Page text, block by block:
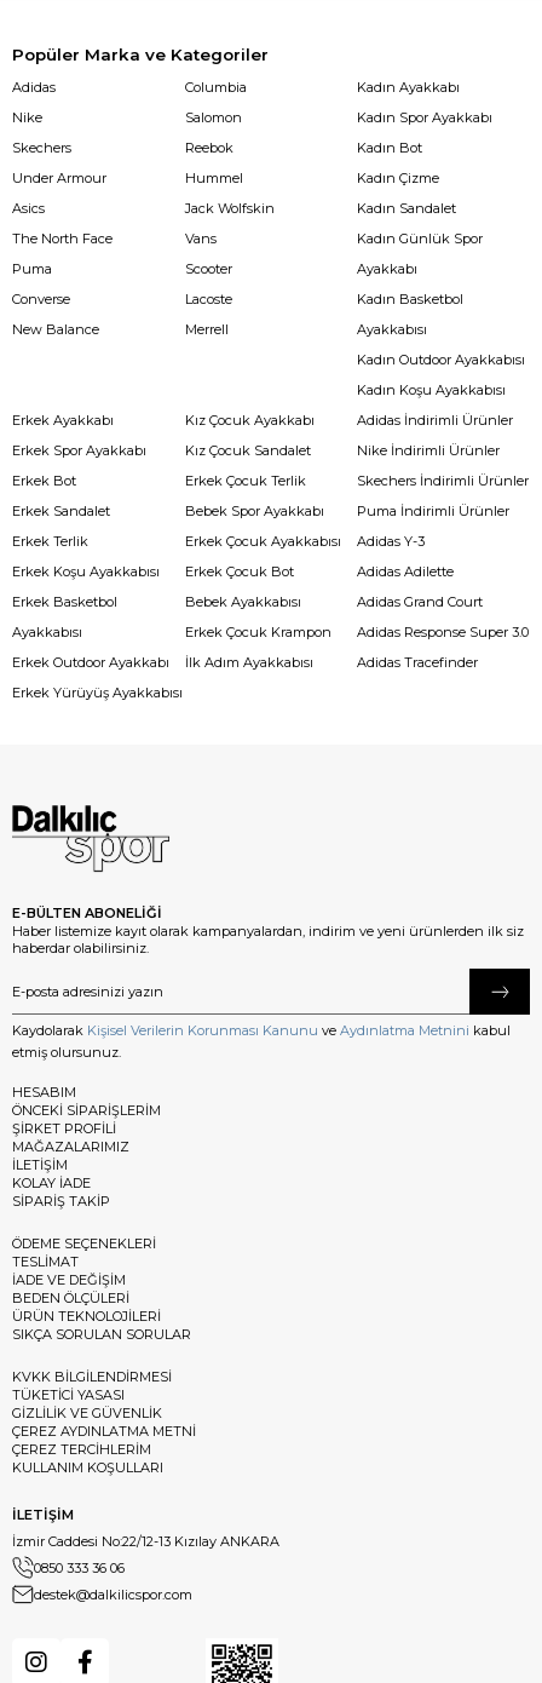
Popüler Marka ve Kategoriler
Adidas
Nike
Skechers
Under Armour
Asics
The North Face
Puma
Converse
New Balance
Columbia
Salomon
Reebok
Hummel
Jack Wolfskin
Vans
Scooter
Lacoste
Merrell
Kadın Ayakkabı
Kadın Spor Ayakkabı
Kadın Bot
Kadın Çizme
Kadın Sandalet
Kadın Günlük Spor
Ayakkabı
Kadın Basketbol
Ayakkabısı
Kadın Outdoor Ayakkabısı
Kadın Koşu Ayakkabısı
Erkek Ayakkabı
Erkek Spor Ayakkabı
Erkek Bot
Erkek Sandalet
Erkek Terlik
Erkek Koşu Ayakkabısı
Erkek Basketbol
Ayakkabısı
Erkek Outdoor Ayakkabı
Erkek Yürüyüş Ayakkabısı
Kız Çocuk Ayakkabı
Kız Çocuk Sandalet
Erkek Çocuk Terlik
Bebek Spor Ayakkabı
Erkek Çocuk Ayakkabısı
Erkek Çocuk Bot
Bebek Ayakkabısı
Erkek Çocuk Krampon
İlk Adım Ayakkabısı
Adidas İndirimli Ürünler
Nike İndirimli Ürünler
Skechers İndirimli Ürünler
Puma İndirimli Ürünler
Adidas Y-3
Adidas Adilette
Adidas Grand Court
Adidas Response Super 3.0
Adidas Tracefinder
E-BÜLTEN ABONELİĞİ
Haber listemize kayıt olarak kampanyalardan, indirim ve yeni ürünlerden ilk siz
haberdar olabilirsiniz.
Kaydolarak Kişisel Verilerin Korunması Kanunu ve Aydınlatma Metnini kabul
etmiş olursunuz.
HESABIM
ÖNCEKİ SİPARİŞLERİM
ŞİRKET PROFİLİ
MAĞAZALARIMIZ
İLETİŞİM
KOLAY İADE
SİPARİŞ TAKİP
ÖDEME SEÇENEKLERİ
TESLİMAT
İADE VE DEĞİŞİM
BEDEN ÖLÇÜLERİ
ÜRÜN TEKNOLOJİLERİ
SIKÇA SORULAN SORULAR
KVKK BİLGİLENDİRMESİ
TÜKETİCİ YASASI
GİZLİLİK VE GÜVENLİK
ÇEREZ AYDINLATMA METNİ
ÇEREZ TERCİHLERİM
KULLANIM KOŞULLARI
İLETİŞİM
İzmir Caddesi No:22/12-13 Kızılay ANKARA
0850 333 36 06
destek@dalkilicspor.com